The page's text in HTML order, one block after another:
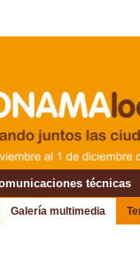
técnicas
Galería multimedia